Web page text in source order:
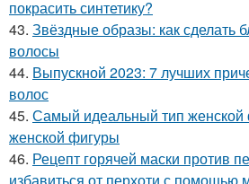
покрасить синтетику?
43. Звёздные образы: как сделать
волосы
44. Выпускной 2023: 7 лучших
волос
45. Самый идеальный тип
женской фигуры
46. Рецепт горячей маски против